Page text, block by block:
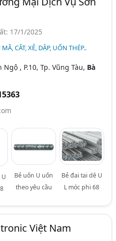
17/1/2025
CẮT, XẺ, DẬP, UỐN THÉP..
, P.10, Tp. Vũng Tàu, Bà
Bẻ uốn U uốn
theo yêu cầu
Bẻ đai tai dê U
L móc phi 68
Việt Nam